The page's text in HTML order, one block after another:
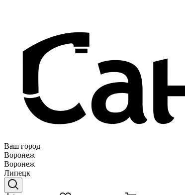
Ваш город
Воронеж
Воронеж
Липецк